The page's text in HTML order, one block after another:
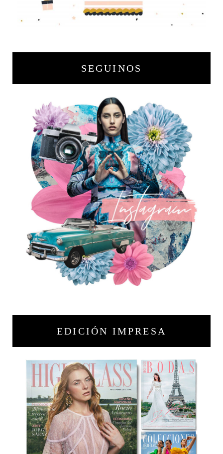
SEGUINOS
EDICIÓN IMPRESA